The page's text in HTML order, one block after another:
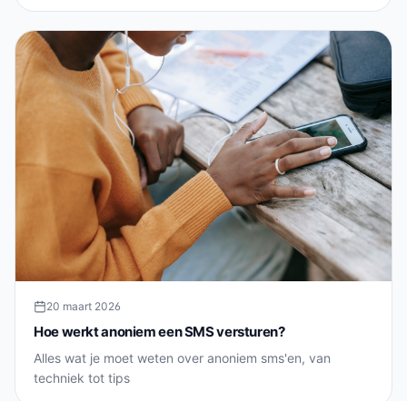
20 maart 2026
Hoe werkt anoniem een SMS versturen?
Alles wat je moet weten over anoniem sms'en, van
techniek tot tips